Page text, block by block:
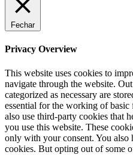
Fechar
Privacy Overview
This website uses cookies to
navigate through the website.
categorized as necessary are
essential for the working of
also use third-party cookies that
you use this website. These
only with your consent. You also
cookies. But opting out of some